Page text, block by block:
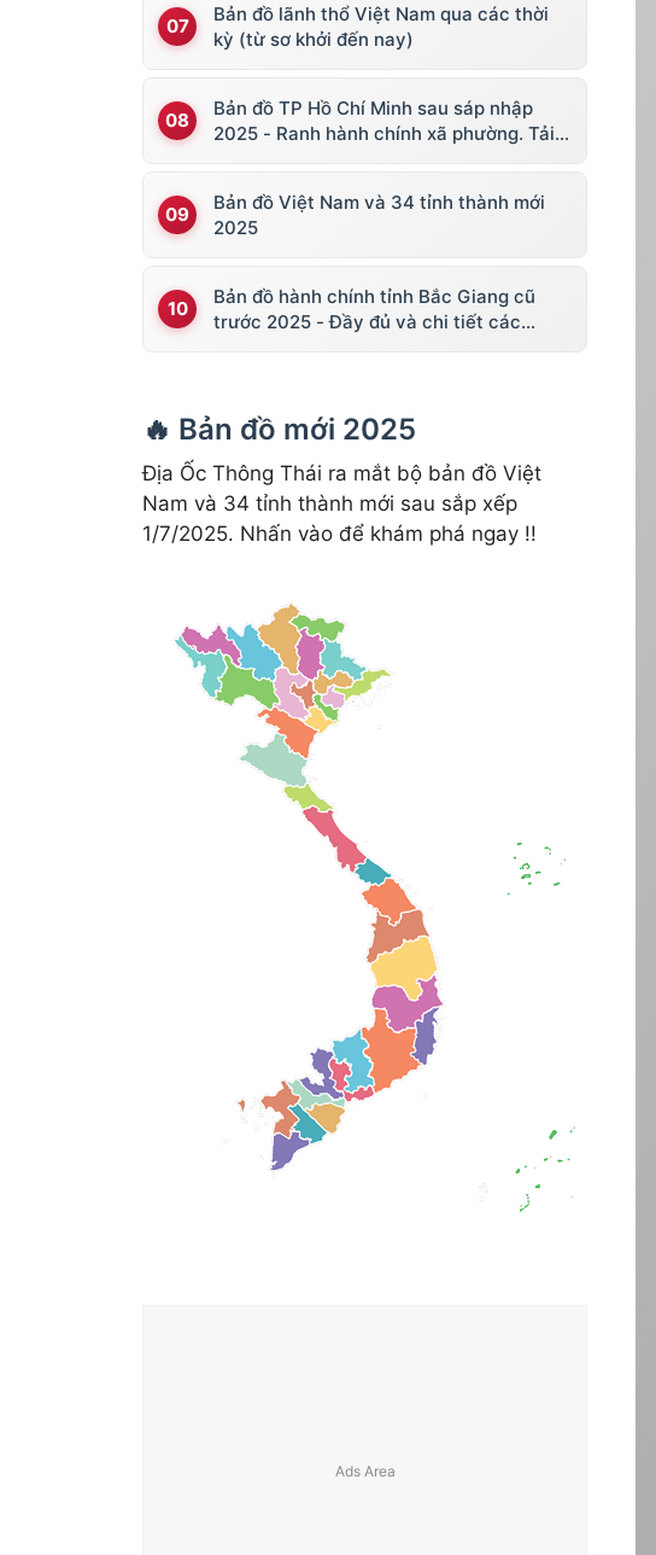
Bản đồ lãnh thổ Việt Nam qua các thời
kỳ (từ sơ khởi đến nay)
Bản đồ TP Hồ Chí Minh sau sáp nhập
2025 - Ranh hành chính xã phường. Tải
Bản đồ Việt Nam và 34 tỉnh thành mới
2025
Bản đồ hành chính tỉnh Bắc Giang cũ
trước 2025 - Đầy đủ và chi tiết các
🔥 Bản đồ mới 2025
Địa Ốc Thông Thái ra mắt bộ bản đồ Việt
Nam và 34 tỉnh thành mới sau sắp xếp
1/7/2025. Nhấn vào để khám phá ngay !!